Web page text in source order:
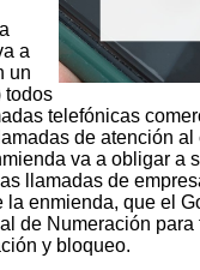
a
un
todos
telefónicas
de atención
va a obligar a
llamadas de
enmienda, que el
de Numeración
y bloqueo.